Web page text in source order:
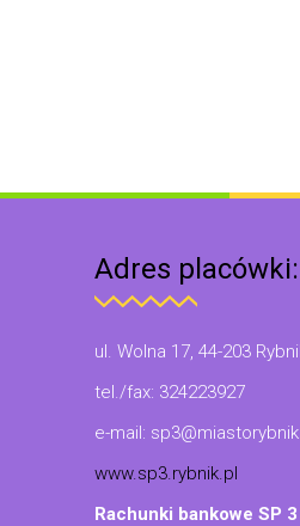
Adres placówki:
ul. Wolna 17, 44-203
tel./fax: 324223927
e-mail:
www.sp3.rybnik.pl
Rachunki bankowe SP 3